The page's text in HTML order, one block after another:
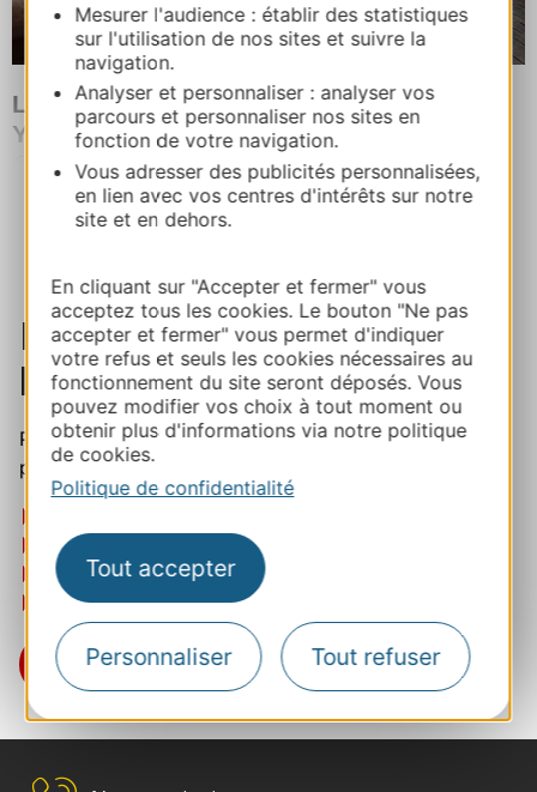
Mesurer l'audience : établir des statistiques
sur l'utilisation de nos sites et suivre la
navigation.
Analyser et personnaliser : analyser vos
parcours et personnaliser nos sites en
fonction de votre navigation.
Vous adresser des publicités personnalisées,
en lien avec vos centres d'intérêts sur notre
site et en dehors.
En cliquant sur "Accepter et fermer" vous
acceptez tous les cookies. Le bouton "Ne pas
accepter et fermer" vous permet d'indiquer
votre refus et seuls les cookies nécessaires au
fonctionnement du site seront déposés. Vous
pouvez modifier vos choix à tout moment ou
obtenir plus d'informations via notre politique
de cookies.
Politique de confidentialité
Tout accepter
Personnaliser Tout refuser
LA FERME D'OULAN BAT - CAMP DE
YOURTES
ARBAS
Plus de résultats
Retrouver l'ensemble de
l'offre
Pour une expérience au plus près de nos producteurs
passionnés
Les fêtes de terroir
Les boutiques de producteurs
Et bien d'autres expériences
C'est par ici